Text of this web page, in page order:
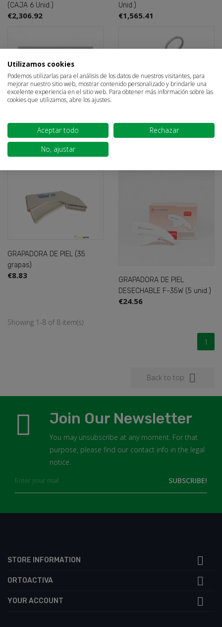
(CAJA 6 Unid.)
€2,306.92
Unid.)
€1,565.41
GRAPADORA CUTANEA CPK (1
€3.75
DESECHABLE PLASTICO
GRAPADORA DE PIEL (35
grapas)
€8.83
GRAPADORA DE PIEL
DESECHABLE F-35W (5 unid.)
€24.56
Showing 1-8 of 8 item(s)
1
Back to top 
Join Our Newsletter
You may unsubscribe at any moment. For that
purpose, please find our contact info in the legal
notice.
STORE INFORMATION 
ORTOACTIVA 
YOUR ACCOUNT 
You need to be logged in to save products in your wish
list.
Cancel Sign in
Utilizamos cookies
Podemos utilizarlas para el análisis de los datos de nuestros visitantes, para
mejorar nuestro sitio web, mostrar contenido personalizado y brindarle una
excelente experiencia en el sitio web. Para obtener más información sobre las
cookies que utilizamos, abre los ajustes.
Aceptar todo
Rechazar
No, ajustar